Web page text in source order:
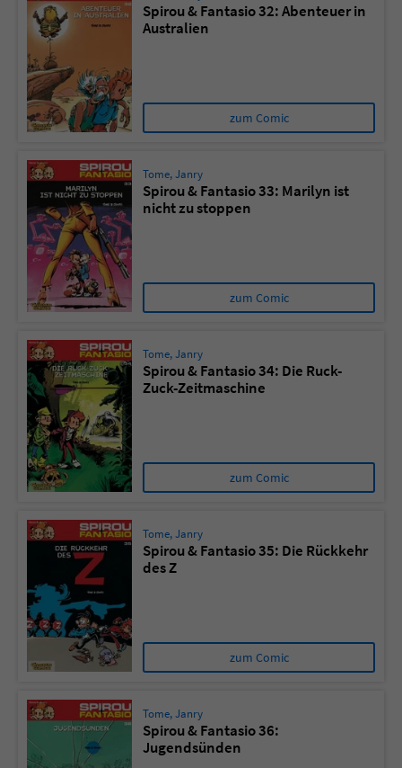
Spirou & Fantasio 32: Abenteuer in
Australien
zum Comic
Tome,Janry
Spirou & Fantasio 33: Marilyn ist
nicht zu stoppen
zum Comic
Tome,Janry
Spirou & Fantasio 34: Die Ruck-
Zuck-Zeitmaschine
zum Comic
Tome,Janry
Spirou & Fantasio 35: Die Rückkehr
des Z
zum Comic
Tome,Janry
Spirou & Fantasio 36:
Jugendsünden
Name
Anbieter Literatur-Couch Medien GmbH & Co. KG
Laufzeit 1 Jahr
Zweck Cookie für Kommentare einzelner Buchtitel
Name fe_typo_user
Anbieter Literatur-Couch Medien GmbH & Co. KG
Laufzeit Session
Zweck
Dieses Cookie gewährleistet die
Kommunikation der Webseite mit dem
Benutzer. Es wird benötigt um z. B. den
Sicherheitscode des Kontaktformulars zu
überprüfen.